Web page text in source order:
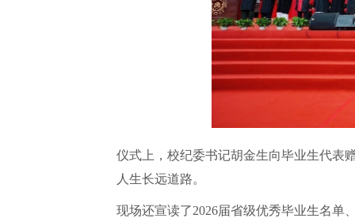
仪式上，校纪委书记胡金生向毕业生代表
人生长远道路。
现场还宣读了2026届省级优秀毕业生名单